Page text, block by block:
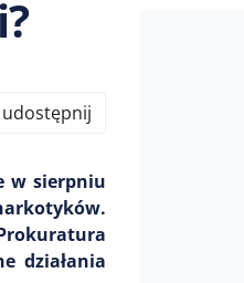
udostępnij
w sierpniu
działania